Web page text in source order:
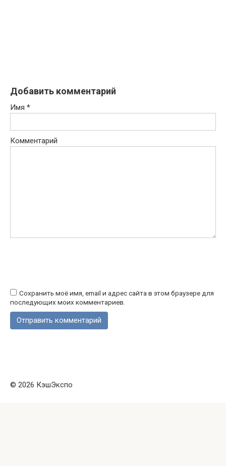
Добавить комментарий
Имя *
Комментарий
Сохранить моё имя, email и адрес сайта в этом браузере для
последующих моих комментариев.
© 2026 КэшЭкспо